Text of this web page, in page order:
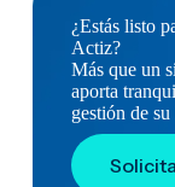
¿Estás listo
Actiz?
Más que un
aporta
gestión de